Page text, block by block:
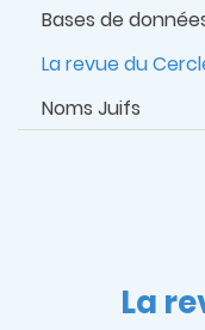
Bases de
La revue du
Noms Juifs
La